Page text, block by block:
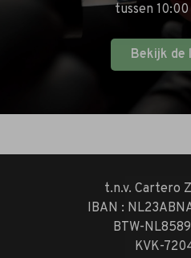
tussen
Bekijk de
t.n.v. Cartero
IBAN :
BTW-
KVK-